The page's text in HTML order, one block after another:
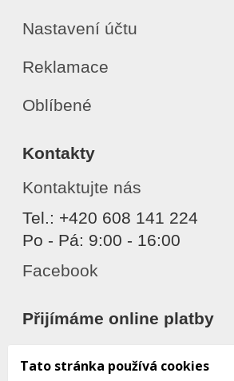
Nastavení účtu
Reklamace
Oblíbené
Kontakty
Kontaktujte nás
Tel.: +420 608 141 224
Po - Pá: 9:00 - 16:00
Facebook
Přijímáme online platby
Tato stránka používá cookies